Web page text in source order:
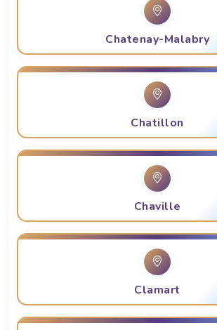
Chatenay-Malabry
Chatillon
Chaville
Clamart